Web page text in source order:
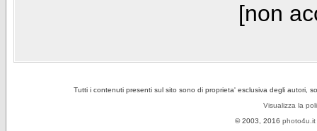
[non
Tutti i contenuti presenti sul sito sono di proprieta' esclusiva degli autori,
Visualizza la
© 2003, 2016 photo4u.it